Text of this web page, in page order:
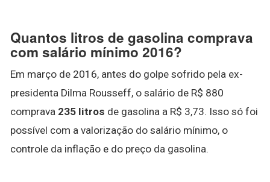
Quantos litros de gasolina comprava
com salário mínimo 2016?
Em março de 2016, antes do golpe sofrido pela ex-
presidenta Dilma Rousseff, o salário de R$ 880
comprava 235 litros de gasolina a R$ 3,73. Isso só foi
possível com a valorização do salário mínimo, o
controle da inflação e do preço da gasolina.